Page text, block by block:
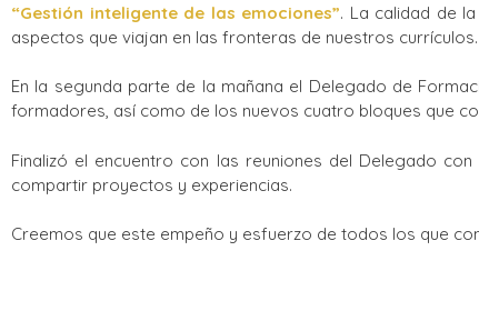
“Gestión inteligente de las emociones”. La calidad de
aspectos que viajan en las fronteras de nuestros currículos.
En la segunda parte de la mañana el Delegado de
formadores, así como de los nuevos cuatro bloques que
Finalizó el encuentro con las reuniones del Delegado
compartir proyectos y experiencias.
Creemos que este empeño y esfuerzo de todos los que